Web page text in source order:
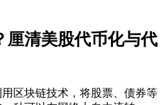
厘清美股代币化与代
区块链技术，将股票、债券等